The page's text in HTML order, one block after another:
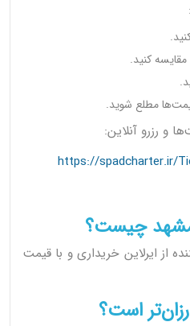
کنید.
مطلع شوید.
و رزرو آنلاین:
https://spadcharter.ir/
از ایرلاین خریداری و با قیمت